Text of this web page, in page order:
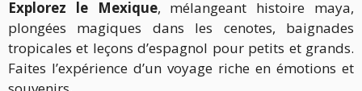
Explorez le Mexique, mélangeant histoire maya,
plongées magiques dans les cenotes, baignades
tropicales et leçons d’espagnol pour petits et grands.
Faites l’expérience d’un voyage riche en émotions et